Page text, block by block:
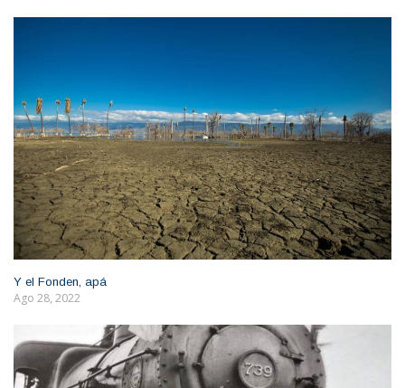
Y el Fonden, apá
Ago 28, 2022